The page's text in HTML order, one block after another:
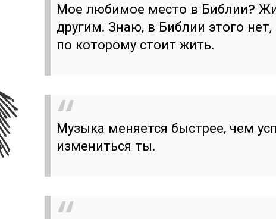
Мое любимое место в Библии?
другим. Знаю, в Библии этого
по которому стоит жить.
Музыка меняется быстрее, чем
измениться ты.